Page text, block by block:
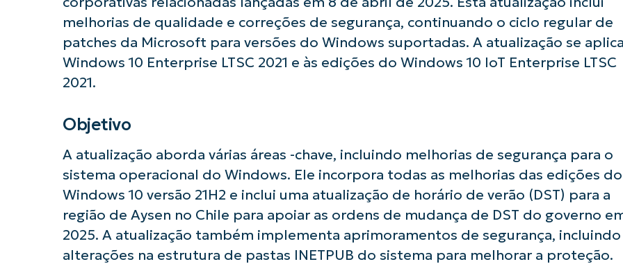
melhorias de qualidade e correções de segurança, continuando o ciclo regular de
patches da Microsoft para versões do Windows suportadas. A atualização se
Windows 10 Enterprise LTSC 2021 e às edições do Windows 10 IoT Enterprise LTSC
2021.
Objetivo
A atualização aborda várias áreas -chave, incluindo melhorias de segurança para o
sistema operacional do Windows. Ele incorpora todas as melhorias das edições do
Windows 10 versão 21H2 e inclui uma atualização de horário de verão (DST) para a
região de Aysen no Chile para apoiar as ordens de mudança de DST do governo
2025. A atualização também implementa aprimoramentos de segurança, incluindo
alterações na estrutura de pastas INETPUB do sistema para melhorar a proteção.